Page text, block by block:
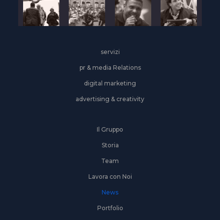
servizi
pr & media Relations
digital marketing
advertising & creativity
Il Gruppo
Storia
Team
Lavora con Noi
News
Portfolio